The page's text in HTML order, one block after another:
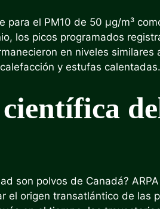
para el PM10 de 50 µg/m³
los picos programados
en niveles similares
y estufas calentadas.
son polvos de Canadá?
el origen transatlántico de las